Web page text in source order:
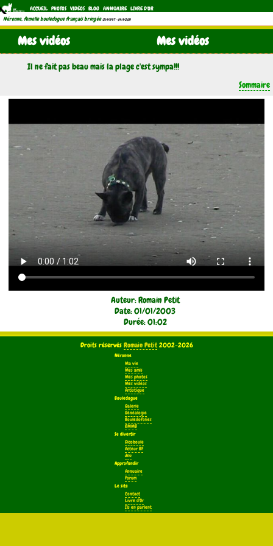
ACCUEIL PHOTOS VIDÉOS BLOG ANNUAIRE LIVRE D'OR
Néronne, femelle bouledogue français bringée (21/11/1997 - 04/11/2011)
Mes vidéos Mes vidéos
Il ne fait pas beau mais la plage c'est sympa!!!
Sommaire
Auteur: Romain Petit
Date: 01/01/2003
Durée: 01:02
Droits réservés Romain Petit2002-2026
Néronne
Ma vie
Mes amis
Mes photos
Mes vidéos
Artistique
Bouledogue
Galerie
Généalogie
Bouledofolies
EMMB
Se divertir
Dicoboule
Acteur BF
Jeu
Approfondir
Annuaire
Forum
Le site
Contact
Livre d'Or
Ils en parlent